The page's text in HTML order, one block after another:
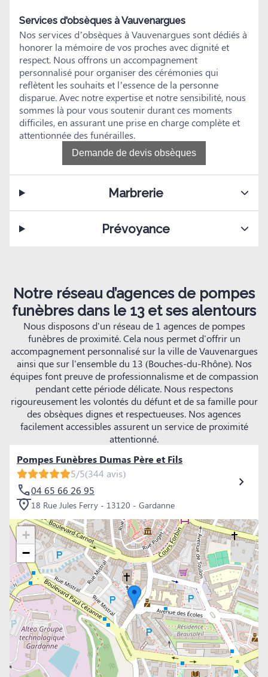
Services d'obsèques à Vauvenargues
Nos services d’obsèques à Vauvenargues sont dédiés à
honorer la mémoire de vos proches avec dignité et
respect. Nous offrons un accompagnement
personnalisé pour organiser des cérémonies qui
reflètent les souhaits et l’essence de la personne
disparue. Avec notre expertise et notre sensibilité, nous
sommes là pour vous soutenir durant ces moments
difficiles, en assurant une prise en charge complète et
attentionnée des funérailles.
Demande de devis obsèques
Marbrerie
Prévoyance
Notre réseau d’agences de pompes
funèbres dans le 13 et ses alentours
Nous disposons d'un réseau de 1 agences de pompes
funèbres de proximité. Cela nous permet d'offrir un
accompagnement personnalisé sur la ville de Vauvenargues
ainsi que sur l'ensemble du 13 (Bouches-du-Rhône). Nos
équipes font preuve de professionnalisme et de compassion
pendant cette période délicate. Nous respectons
rigoureusement les volontés du défunt et de sa famille pour
des obsèques dignes et respectueuses. Nos agences
facilement accessibles assurent un service de proximité
attentionné.
Pompes Funèbres Dumas Père et Fils
5/5(344 avis)
04 65 66 26 95
18 Rue Jules Ferry - 13120 - Gardanne
+
−